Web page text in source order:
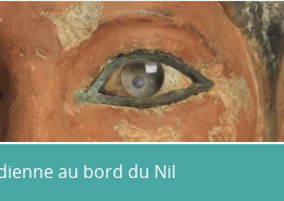
au bord du Nil